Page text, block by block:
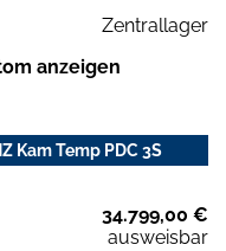
Zentrallager
anzeigen
Kam Temp PDC 3S
34.799,00 €
ausweisbar